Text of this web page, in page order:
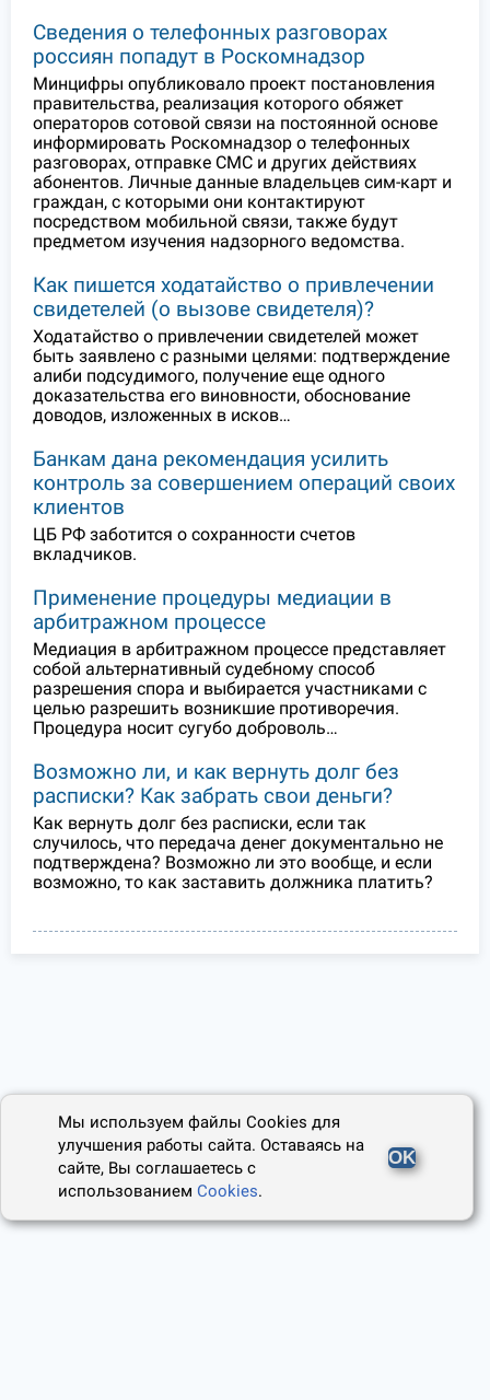
Сведения о телефонных разговорах
россиян попадут в Роскомнадзор
Минцифры опубликовало проект постановления
правительства, реализация которого обяжет
операторов сотовой связи на постоянной основе
информировать Роскомнадзор о телефонных
разговорах, отправке СМС и других действиях
абонентов. Личные данные владельцев сим-карт и
граждан, с которыми они контактируют
посредством мобильной связи, также будут
предметом изучения надзорного ведомства.
Как пишется ходатайство о привлечении
свидетелей (о вызове свидетеля)?
Ходатайство о привлечении свидетелей может
быть заявлено с разными целями: подтверждение
алиби подсудимого, получение еще одного
доказательства его виновности, обоснование
доводов, изложенных в исков…
Банкам дана рекомендация усилить
контроль за совершением операций своих
клиентов
ЦБ РФ заботится о сохранности счетов
вкладчиков.
Применение процедуры медиации в
арбитражном процессе
Медиация в арбитражном процессе представляет
собой альтернативный судебному способ
разрешения спора и выбирается участниками с
целью разрешить возникшие противоречия.
Процедура носит сугубо доброволь…
Возможно ли, и как вернуть долг без
расписки? Как забрать свои деньги?
Как вернуть долг без расписки, если так
случилось, что передача денег документально не
подтверждена? Возможно ли это вообще, и если
возможно, то как заставить должника платить?
Мы используем файлы Cookies для
улучшения работы сайта. Оставаясь на
сайте, Вы соглашаетесь с
использованиемCookies.
OK